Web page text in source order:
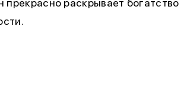
раскрывает богатство